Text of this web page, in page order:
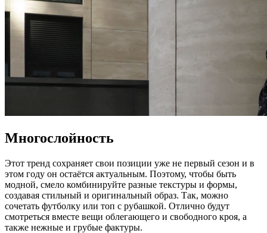
Многослойность
Этот тренд сохраняет свои позиции уже не первый сезон и в
этом году он остаётся актуальным. Поэтому, чтобы быть
модной, смело комбинируйте разные текстуры и формы,
создавая стильный и оригинальный образ. Так, можно
сочетать футболку или топ с рубашкой. Отлично будут
смотреться вместе вещи облегающего и свободного кроя, а
также нежные и грубые фактуры.